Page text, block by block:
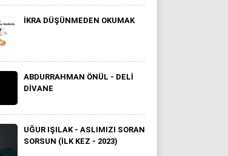
İKRA DÜŞÜNMEDEN OKUMAK
ABDURRAHMAN ÖNÜL - DELI
DIVANE
UĞUR IŞILAK - ASLIMIZI SORAN
SORSUN (İLK KEZ - 2023)